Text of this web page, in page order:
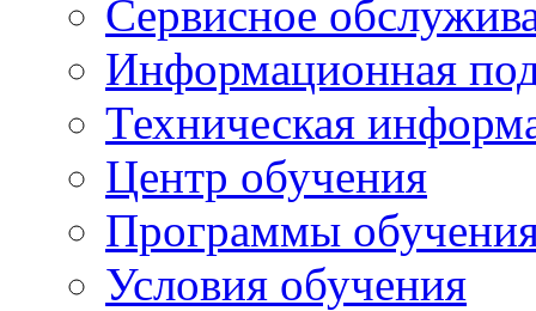
Сервисное
Информационная
Техническая
Центр обучения
Программы
Условия обучения